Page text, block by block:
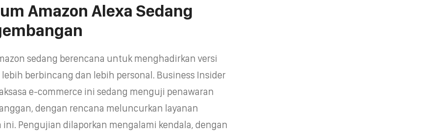
Amazon Alexa Sedang
sedang berencana untuk menghadirkan versi
berbincang dan lebih personal. Business Insider
e-commerce ini sedang menguji penawaran
dengan rencana meluncurkan layanan
Pengujian dilaporkan mengalami kendala, dengan